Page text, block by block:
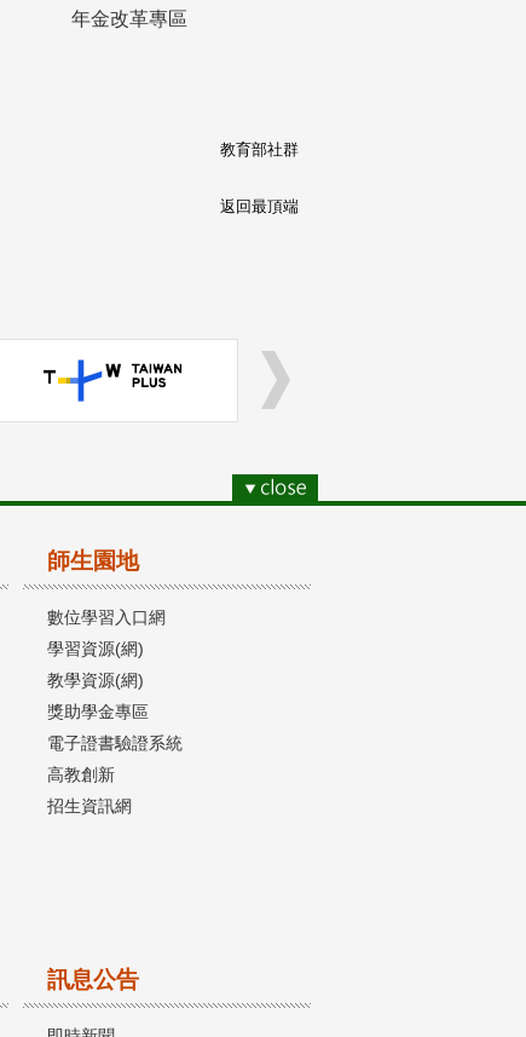
年金改革專區
教育部社群
返回最頂端
師生園地
數位學習入口網
學習資源(網)
教學資源(網)
獎助學金專區
電子證書驗證系統
高教創新
招生資訊網
訊息公告